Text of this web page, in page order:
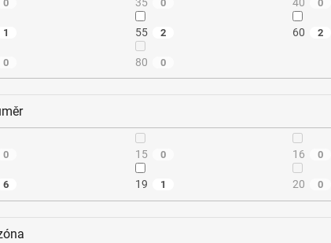
0 0 0
1 55 2 60 2
0 80 0
0 15 0 16 0
6 19 1 20 0